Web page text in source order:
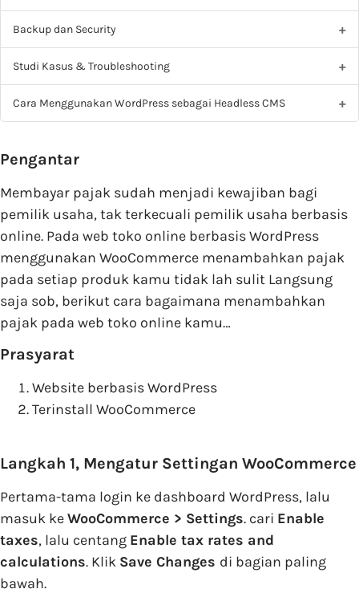
Backup dan Security
Studi Kasus & Troubleshooting
Cara Menggunakan WordPress sebagai Headless CMS
Pengantar
Membayar pajak sudah menjadi kewajiban bagi
pemilik usaha, tak terkecuali pemilik usaha berbasis
online. Pada web toko online berbasis WordPress
menggunakan WooCommerce menambahkan pajak
pada setiap produk kamu tidak lah sulit Langsung
saja sob, berikut cara bagaimana menambahkan
pajak pada web toko online kamu…
Prasyarat
Website berbasis WordPress
Terinstall WooCommerce
Langkah 1, Mengatur Settingan WooCommerce
Pertama-tama login ke dashboard WordPress, lalu
masuk keWooCommerce > Settings. cari Enable
taxes, lalu centang Enable tax rates and
calculations. Klik Save Changes di bagian paling
bawah.